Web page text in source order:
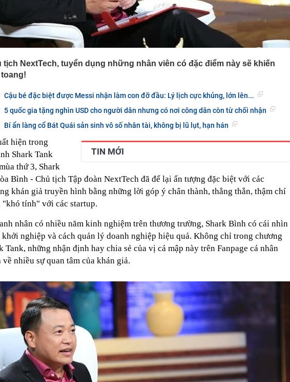
tịch NextTech, tuyển dụng những nhân viên có đặc điểm này sẽ khiến
Cậu bé đặc biệt được Messi nhận làm con đỡ đầu: Lý lịch cực khủng, lớn lên...
5 quốc gia tặng nghìn USD cho người dân nhưng có nơi công dân còn từ chối nhận
Bí ẩn làng cổ Bát Quái sản sinh vô số nhân tài, không bị lũ lụt, hạn hán
TIN MỚI
hiện trong
Shark Tank
thứ 3, Shark
Bình - Chủ tịch Tập đoàn NextTech đã để lại ấn tượng đặc biệt với các
khán giả truyền hình bằng những lời góp ý chân thành, thẳng thắn, thậm chí
"khó tính" với các startup.
nhân có nhiều năm kinh nghiệm trên thương trường, Shark Bình có cái nhìn
khởi nghiệp và cách quản lý doanh nghiệp hiệu quả. Không chỉ trong chương
Tank, những nhận định hay chia sẻ của vị cá mập này trên Fanpage cá nhân
về nhiều sự quan tâm của khán giả.